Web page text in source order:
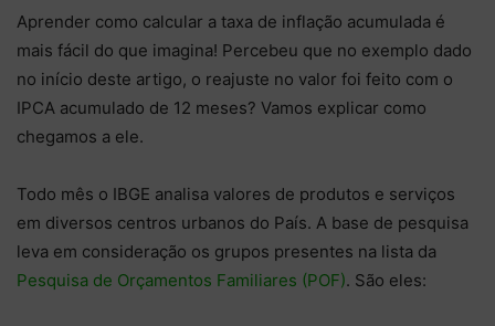
Aprender como calcular a taxa de inflação acumulada é
mais fácil do que imagina! Percebeu que no exemplo dado
no início deste artigo, o reajuste no valor foi feito com o
IPCA acumulado de 12 meses? Vamos explicar como
chegamos a ele.
Todo mês o IBGE analisa valores de produtos e serviços
em diversos centros urbanos do País. A base de pesquisa
leva em consideração os grupos presentes na lista da
Pesquisa de Orçamentos Familiares (POF). São eles: